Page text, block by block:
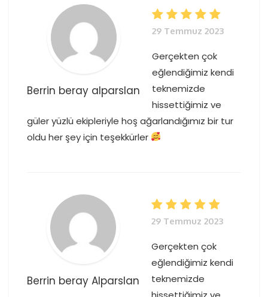
Berrin beray alparslan
29 Temmuz 2023
Gerçekten çok
eğlendiğimiz kendi
teknemizde
hissettiğimiz ve
güler yüzlü ekipleriyle hoş ağarlandığımız bir tur
oldu her şey için teşekkürler
Berrin beray Alparslan
29 Temmuz 2023
Gerçekten çok
eğlendiğimiz kendi
teknemizde